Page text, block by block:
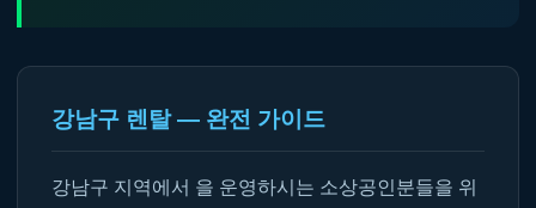
강남구 렌탈 — 완전 가이드
강남구 지역에서 을 운영하시는 소상공인분들을 위